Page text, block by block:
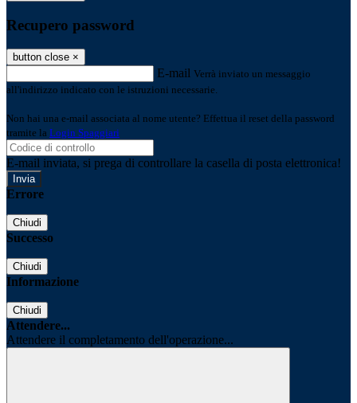
Recupero password
button close ×
E-mail Verrà inviato un messaggio
all'indirizzo indicato con le istruzioni necessarie.
Non hai una e-mail associata al nome utente? Effettua il reset della password
tramite la Login Spaggiari
E-mail inviata, si prega di controllare la casella di posta elettronica!
Errore
Chiudi
Successo
Chiudi
Informazione
Chiudi
Attendere...
Attendere il completamento dell'operazione...